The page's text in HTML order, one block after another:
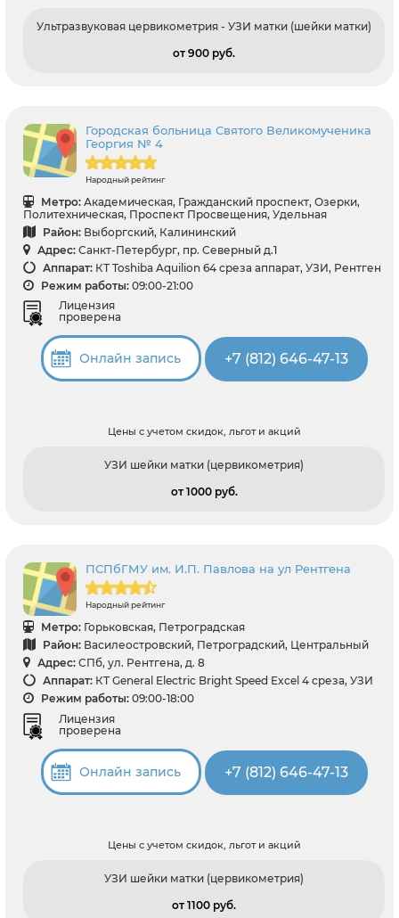
Ультразвуковая цервикометрия - УЗИ матки (шейки матки)
от 900 pуб.
Городская больница Святого Великомученика
Георгия № 4
Народный рейтинг
Метро: Академическая, Гражданский проспект, Озерки,
Политехническая, Проспект Просвещения, Удельная
Район: Выборгский, Калининский
Адрес: Санкт-Петербург, пр. Северный д.1
Аппарат: КТ Toshiba Aquilion 64 среза аппарат, УЗИ, Рентген
Режим работы: 09:00-21:00
Лицензия
проверена
Онлайн запись +7 (812) 646-47-13
Цены с учетом скидок, льгот и акций
УЗИ шейки матки (цервикометрия)
от 1000 pуб.
ПСПбГМУ им. И.П. Павлова на ул Рентгена
Народный рейтинг
Метро: Горьковская, Петроградская
Район: Василеостровский, Петроградский, Центральный
Адрес: СПб, ул. Рентгена, д. 8
Аппарат: КТ General Electric Bright Speed Excel 4 среза, УЗИ
Режим работы: 09:00-18:00
Лицензия
проверена
Онлайн запись +7 (812) 646-47-13
Цены с учетом скидок, льгот и акций
УЗИ шейки матки (цервикометрия)
от 1100 pуб.